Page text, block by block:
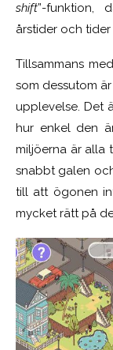
shift”-funktion,
årstider och
Tillsammans
som dessutom
upplevelse. Det
hur enkel den
miljöerna är alla
snabbt galen
till att ögonen
mycket rätt på